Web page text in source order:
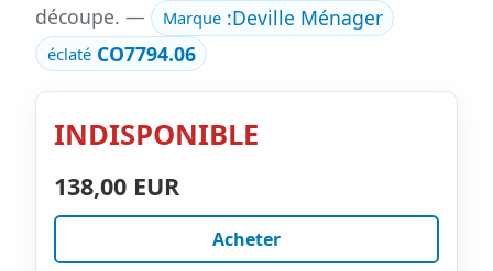
découpe. —
Marque:Deville Ménager
éclaté CO7794.06
INDISPONIBLE
138,00 EUR
Acheter